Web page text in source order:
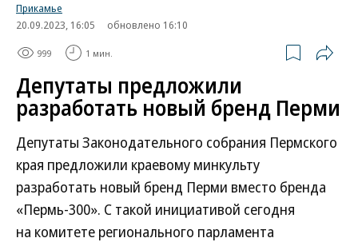
Прикамье
20.09.2023, 16:05
обновлено 16:10
999 1 мин.
Депутаты предложили
разработать новый бренд Перми
Депутаты Законодательного собрания Пермского
края предложили краевому минкульту
разработать новый бренд Перми вместо бренда
«Пермь-300». С такой инициативой сегодня
на комитете регионального парламента